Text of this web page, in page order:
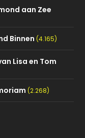
aan Zee
Binnen (4.165)
Lisa en Tom
(2.268)